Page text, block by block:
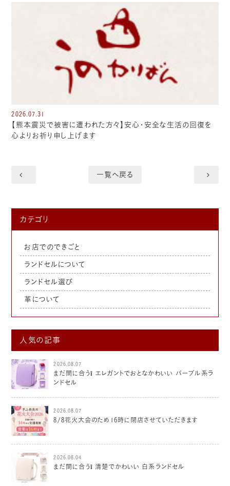
2026.07.31
【熊本震災で被害に遭われた方々】安心・安全な生活の回復を
心よりお祈り申し上げます
一覧へ戻る
カテゴリ
お店でのできごと
ランドセルについて
ランドセル選び
革について
人気の記事
2026.08.07
まだ間に合う❕ エレガントでおとなかわいい パープル系ラ
ンドセル
2026.08.07
8/8花火大会のため16時に閉店させていただきます
2026.08.04
まだ間に合う❕ 清楚でかわいい 白系ランドセル